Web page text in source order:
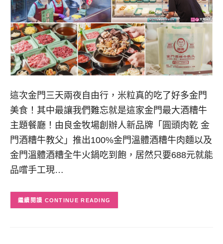
這次金門三天兩夜自由行，米粒真的吃了好多金門
美食！其中最讓我們難忘就是這家金門最大酒糟牛
主題餐廳！由良金牧場創辦人新品牌「圓頭肉乾 金
門酒糟牛教父」推出100%金門溫體酒糟牛肉麵以及
金門溫體酒糟全牛火鍋吃到飽，居然只要688元就能
品嚐手工現…
CONTINUE READING